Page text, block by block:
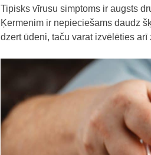
Tipisks vīrusu simptoms ir augsts
Ķermenim ir nepieciešams daudz
dzert ūdeni, taču varat izvēlēties arī